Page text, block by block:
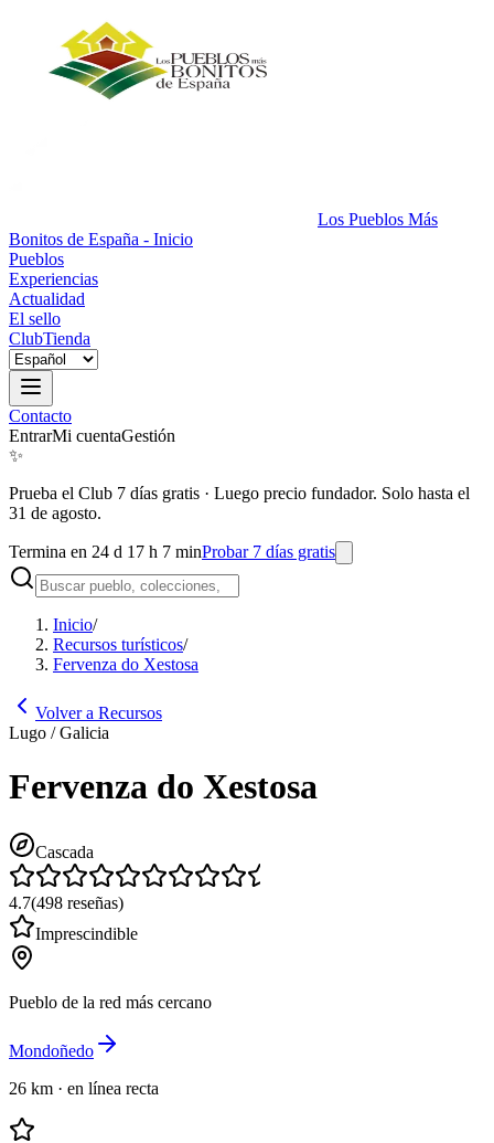
Los Pueblos Más
Bonitos de España - Inicio
Pueblos
Experiencias
Actualidad
El sello
ClubTienda
Contacto
EntrarMi cuentaGestión
✨
Prueba el Club 7 días gratis · Luego precio fundador. Solo hasta el
31 de agosto.
Termina en 24 d 17 h 7 minProbar 7 días gratis
Inicio/
Recursos turísticos/
Fervenza do Xestosa
Volver a Recursos
Lugo / Galicia
Fervenza do Xestosa
Cascada
4.7(498 reseñas)
Imprescindible
Pueblo de la red más cercano
Mondoñedo
26 km · en línea recta